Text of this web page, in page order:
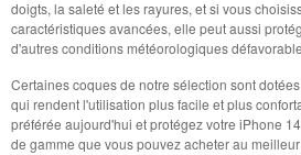
doigts, la saleté et les rayures, et si vous
caractéristiques avancées, elle peut aussi
d'autres conditions météorologiques
Certaines coques de notre sélection sont
qui rendent l'utilisation plus facile et plus
préférée aujourd'hui et protégez votre iPhone
de gamme que vous pouvez acheter au